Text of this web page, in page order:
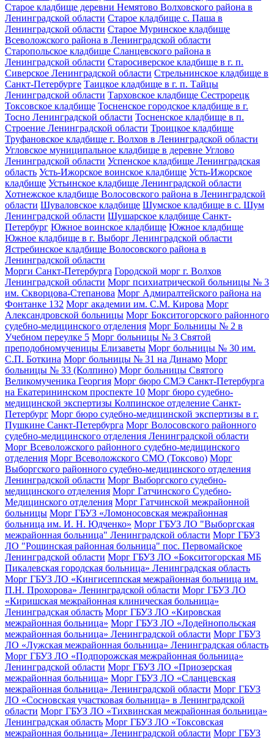
Старое кладбище деревни Немятово Волховского района в
Ленинградской области Старое кладбище с. Паша в
Ленинградской области Старое Муринское кладбище
Всеволожского района в Ленинградской области
Старопольское кладбище Сланцевского района в
Ленинградской области Старосиверское кладбище в г. п.
Сиверское Ленинградской области Стрельнинское кладбище в
Санкт-Петербурге Таицкое кладбище в г. п. Тайцы
Ленинградской области Тарховское кладбище Сестрорецк
Токсовское кладбище Тосненское городское кладбище в г.
Тосно Ленинградской области Тосненское кладбище в п.
Строение Ленинградской области Троицкое кладбище
Труфановское кладбище г. Волхов в Ленинградской области
Угловское муниципальное кладбище в деревне Углово
Ленинградской области Успенское кладбище Ленинградская
область Усть-Ижорское воинское кладбище Усть-Ижорское
кладбище Устьинское кладбище Ленинградской области
Хотнежское кладбище Волосовского района в Ленинградской
области Шуваловское кладбище Шумское кладбище в с. Шум
Ленинградской области Шушарское кладбище Санкт-
Петербург Южное воинское кладбище Южное кладбище
Южное кладбище в г. Выборг Ленинградской области
Ястребинское кладбище Волосовского района в
Ленинградской области
Морги Санкт-Петербурга Городской морг г. Волхов
Ленинградской области Морг психиатрической больницы № 3
им. Скворцова-Степанова Морг Адмиралтейского района на
Фонтанке 132 Морг академии им. С.М. Кирова Морг
Александровской больницы Морг Бокситогорского районного
судебно-медицинского отделения Морг Больницы № 2 в
Учебном переулке 5 Морг больницы № 3 Святой
преподобномученицы Елизаветы Морг больницы № 30 им.
С.П. Боткина Морг больницы № 31 на Динамо Морг
больницы № 33 (Колпино) Морг больницы Святого
Великомученика Георгия Морг бюро СМЭ Санкт-Петербурга
на Екатерининском проспекте 10 Морг бюро судебно-
медицинской экспертизы Колпинское отделение Санкт-
Петербург Морг бюро судебно-медицинской экспертизы в г.
Пушкине Санкт-Петербурга Морг Волосовского районного
судебно-медицинского отделения Ленинградской области
Морг Всеволожского районного судебно-медицинского
отделения Морг Всеволожского СМО (Токсово) Морг
Выборгского районного судебно-медицинского отделения
Ленинградской области Морг Выборгского судебно-
медицинского отделения Морг Гатчинского Судебно-
Медицинского отделения Морг Гатчинской межрайонной
больницы Морг ГБУЗ «Ломоносовская межрайонная
больница им. И. Н. Юдченко» Морг ГБУЗ ЛО "Выборгская
межрайонная больница" Ленинградской области Морг ГБУЗ
ЛО "Рощинская районная больница" пос. Первомайское
Ленинградской области Морг ГБУЗ ЛО «Бокситогорская МБ
Пикалевская городская больница» Ленинградская область
Морг ГБУЗ ЛО «Кингисеппская межрайонная больница им.
П.Н. Прохорова» Ленинградской области Морг ГБУЗ ЛО
«Киришская межрайонная клиническая больница»
Ленинградская область Морг ГБУЗ ЛО «Кировская
межрайонная больница» Морг ГБУЗ ЛО «Лодейнопольская
межрайонная больница» Ленинградской области Морг ГБУЗ
ЛО «Лужская межрайонная больница» Ленинградская область
Морг ГБУЗ ЛО «Подпорожская межрайонная больница»
Ленинградской области Морг ГБУЗ ЛО «Приозерская
межрайонная больница» Морг ГБУЗ ЛО «Сланцевская
межрайонная больница» Ленинградской области Морг ГБУЗ
ЛО «Сосновская участковая больница» в Ленинградской
области Морг ГБУЗ ЛО «Тихвинская межрайонная больница»
Ленинградская область Морг ГБУЗ ЛО «Токсовская
межрайонная больница» Ленинградской области Морг ГБУЗ